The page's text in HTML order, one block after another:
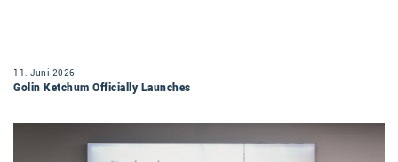
11. Juni 2026
Golin Ketchum Officially Launches